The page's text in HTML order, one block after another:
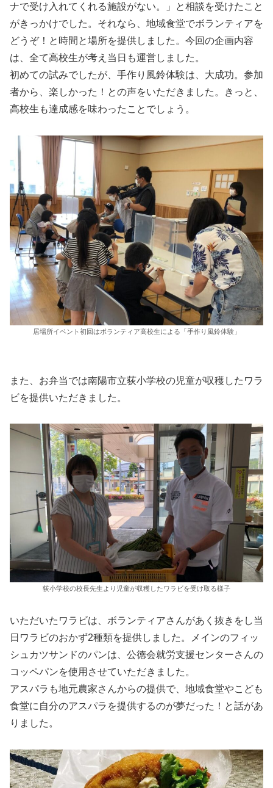
ナで受け入れてくれる施設がない。」と相談を受けたこと
がきっかけでした。それなら、地域食堂でボランティアを
どうぞ！と時間と場所を提供しました。今回の企画内容
は、全て高校生が考え当日も運営しました。
初めての試みでしたが、手作り風鈴体験は、大成功。参加
者から、楽しかった！との声をいただきました。きっと、
高校生も達成感を味わったことでしょう。
居場所イベント初回はボランティア高校生による「手作り風鈴体験」
また、お弁当では南陽市立荻小学校の児童が収穫したワラ
ビを提供いただきました。
荻小学校の校長先生より児童が収穫したワラビを受け取る様子
いただいたワラビは、ボランティアさんがあく抜きをし当
日ワラビのおかず2種類を提供しました。メインのフィッ
シュカツサンドのパンは、公徳会就労支援センターさんの
コッペパンを使用させていただきました。
アスパラも地元農家さんからの提供で、地域食堂やこども
食堂に自分のアスパラを提供するのが夢だった！と話があ
りました。